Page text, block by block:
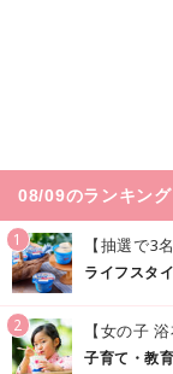
08/09のランキング
1
ライフスタ
2
子育て・教育